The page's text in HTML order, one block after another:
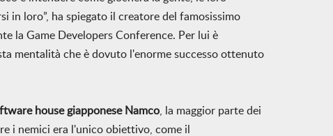
in loro”, ha spiegato il creatore del famosissimo
la Game Developers Conference. Per lui è
mentalità che è dovuto l'enorme successo ottenuto
house giapponese Namco , la maggior parte dei
i nemici era l'unico obiettivo, come il